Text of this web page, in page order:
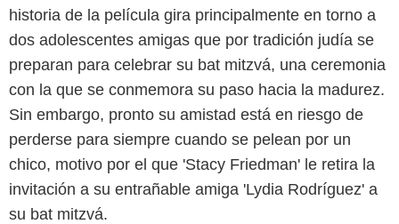
historia de la película gira principalmente en torno a
dos adolescentes amigas que por tradición judía se
preparan para celebrar su bat mitzvá, una ceremonia
con la que se conmemora su paso hacia la madurez.
Sin embargo, pronto su amistad está en riesgo de
perderse para siempre cuando se pelean por un
chico, motivo por el que 'Stacy Friedman' le retira la
invitación a su entrañable amiga 'Lydia Rodríguez' a
su bat mitzvá.